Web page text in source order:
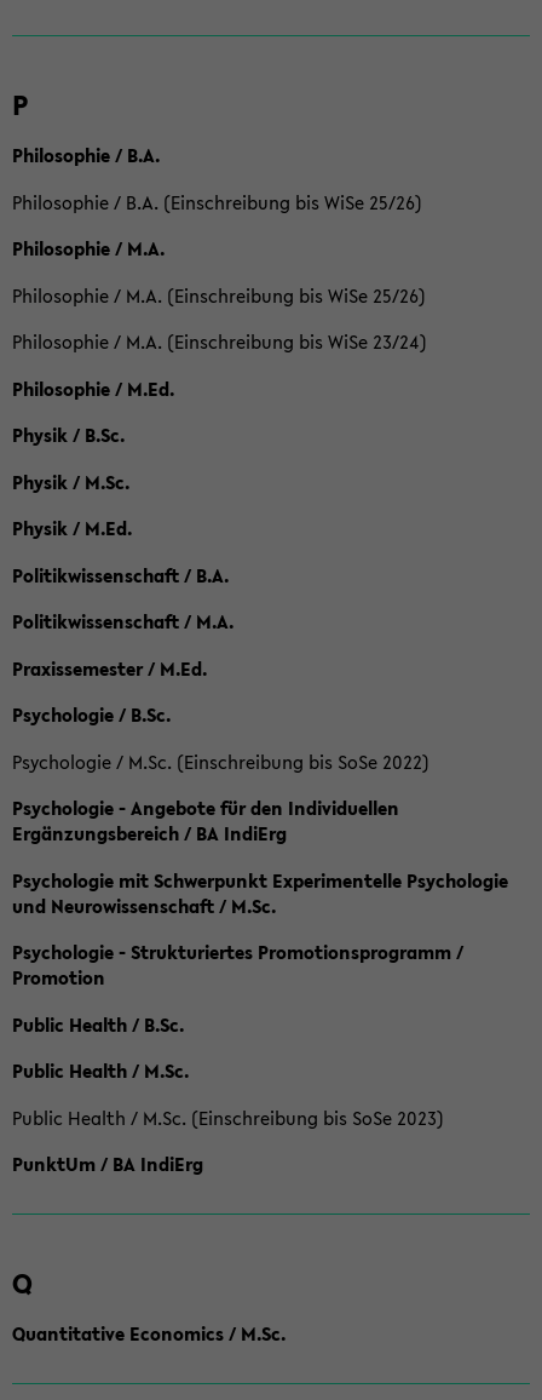
P
Philosophie / B.A.
Philosophie / B.A. (Einschreibung bis WiSe 25/26)
Philosophie / M.A.
Philosophie / M.A. (Einschreibung bis WiSe 25/26)
Philosophie / M.A. (Einschreibung bis WiSe 23/24)
Philosophie / M.Ed.
Physik / B.Sc.
Physik / M.Sc.
Physik / M.Ed.
Politikwissenschaft / B.A.
Politikwissenschaft / M.A.
Praxissemester / M.Ed.
Psychologie / B.Sc.
Psychologie / M.Sc. (Einschreibung bis SoSe 2022)
Psychologie - Angebote für den Individuellen
Ergänzungsbereich / BA IndiErg
Psychologie mit Schwerpunkt Experimentelle Psychologie
und Neurowissenschaft / M.Sc.
Psychologie - Strukturiertes Promotionsprogramm /
Promotion
Public Health / B.Sc.
Public Health / M.Sc.
Public Health / M.Sc. (Einschreibung bis SoSe 2023)
PunktUm / BA IndiErg
Q
Quantitative Economics / M.Sc.